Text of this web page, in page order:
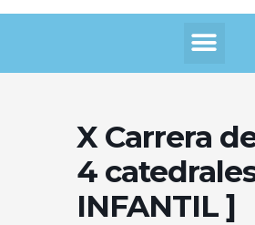
X Carrera
4
INFANTIL ]